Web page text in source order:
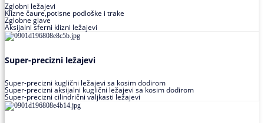
Zglobni ležajevi
Klizne čaure,potisne podloške i trake
Zglobne glave
Aksijalni sferni klizni ležajevi
Super-precizni ležajevi
Super-precizni kuglični ležajevi sa kosim dodirom
Super-precizni aksijalni kuglični ležajevi sa kosim dodirom
Super-precizni cilindrični valjkasti ležajevi